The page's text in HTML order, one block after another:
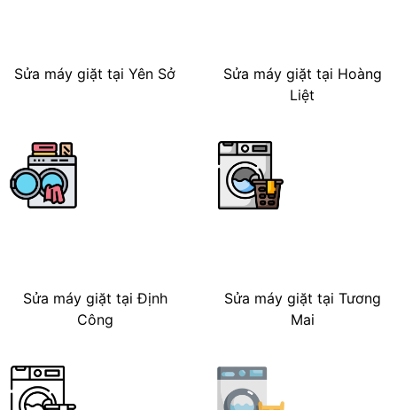
Sửa máy giặt tại Yên Sở
Sửa máy giặt tại Hoàng
Liệt
Sửa máy giặt tại Định
Công
Sửa máy giặt tại Tương
Mai